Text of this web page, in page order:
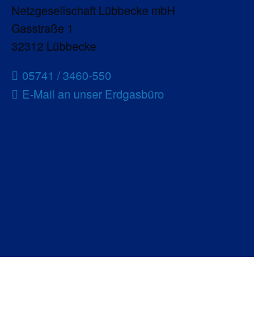
Netzgesellschaft Lübbecke mbH
Gasstraße 1
32312 Lübbecke
05741 / 3460-550
E-Mail an unser Erdgasbüro